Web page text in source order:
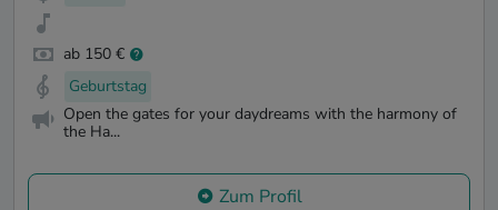
ab 150 €
Geburtstag
Open the gates for your daydreams with the harmony of
the Ha...
Zum Profil